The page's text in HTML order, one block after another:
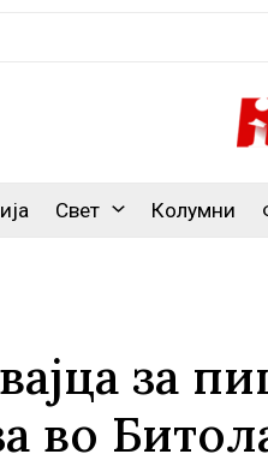
Свет Колумни
за
во